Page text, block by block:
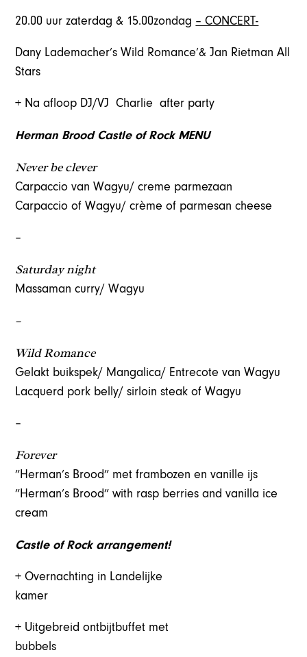
20.00 uur zaterdag & 15.00zondag – CONCERT-
Dany Lademacher’s Wild Romance’& Jan Rietman All
Stars
+ Na afloop DJ/VJ Charlie after party
Herman Brood Castle of Rock MENU
Never be clever
Carpaccio van Wagyu/ creme parmezaan
Carpaccio of Wagyu/ crème of parmesan cheese
–
Saturday night
Massaman curry/ Wagyu
–
Wild Romance
Gelakt buikspek/ Mangalica/ Entrecote van Wagyu
Lacquerd pork belly/ sirloin steak of Wagyu
–
Forever
”Herman’s Brood” met frambozen en vanille ijs
”Herman’s Brood” with rasp berries and vanilla ice
cream
Castle of Rock arrangement!
+ Overnachting in Landelijke
kamer
+ Uitgebreid ontbijtbuffet met